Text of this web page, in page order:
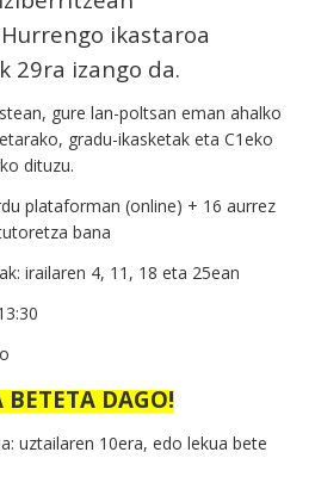
ikastaroa
29ra izango da.
gure lan-poltsan eman ahalko
gradu-ikasketak eta C1eko
dituzu.
plataforman (online) + 16 aurrez
bana
irailaren 4, 11, 18 eta 25ean
BETETA DAGO!
uztailaren 10era, edo lekua bete